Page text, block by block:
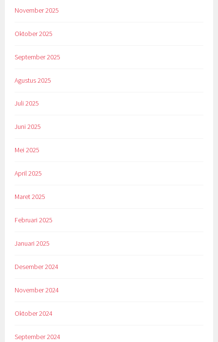
November 2025
Oktober 2025
September 2025
Agustus 2025
Juli 2025
Juni 2025
Mei 2025
April 2025
Maret 2025
Februari 2025
Januari 2025
Desember 2024
November 2024
Oktober 2024
September 2024